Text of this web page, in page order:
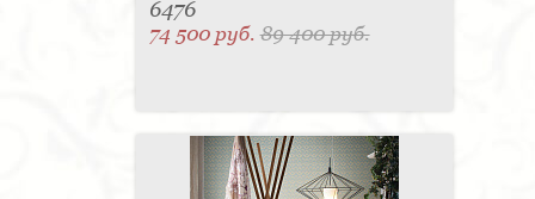
6476
74 500 руб.89 400 руб.